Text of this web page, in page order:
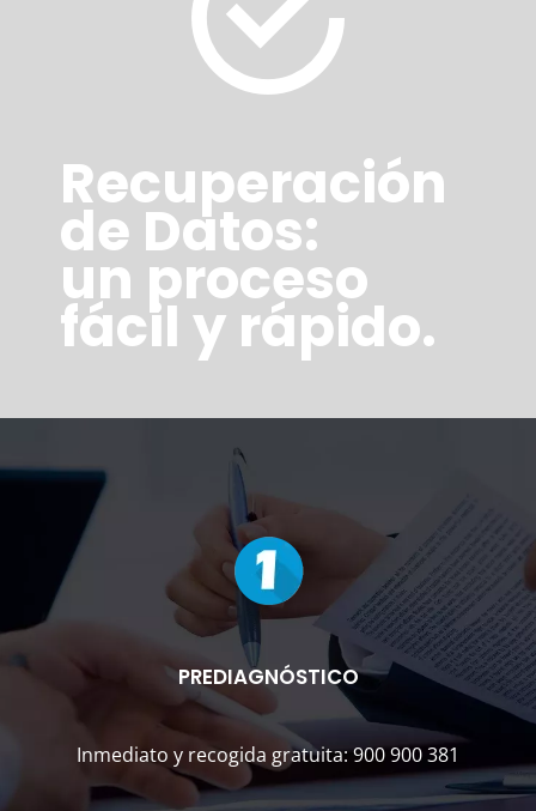
Recuperación
de Datos:
un proceso
fácil y rápido.
PREDIAGNÓSTICO
Inmediato y recogida gratuita: 900 900 381